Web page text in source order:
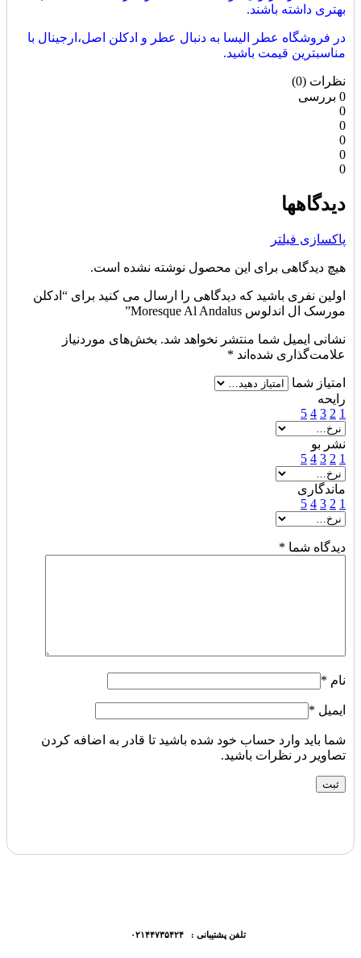
بهتری داشته باشند.
در فروشگاه عطر الیسا به دنبال عطر و ادکلن اصل،ارجینال با
مناسبترین قیمت باشید.
نظرات (0)
0 بررسی
0
0
0
0
0
دیدگاهها
پاکسازی فیلتر
هیچ دیدگاهی برای این محصول نوشته نشده است.
اولین نفری باشید که دیدگاهی را ارسال می کنید برای “ادکلن
مورسک ال اندلوس Moresque Al Andalus”
نشانی ایمیل شما منتشر نخواهد شد. بخش‌های موردنیاز
علامت‌گذاری شده‌اند *
امتیاز شما
رایحه
1
2
3
4
5
نشر بو
1
2
3
4
5
ماندگاری
1
2
3
4
5
دیدگاه شما *
نام *
ایمیل *
شما باید وارد حساب خود شده باشید تا قادر به اضافه کردن
تصاویر در نظرات باشید.
تلفن پشتیبانی : ۰۲۱۴۴۷۳۵۴۲۴